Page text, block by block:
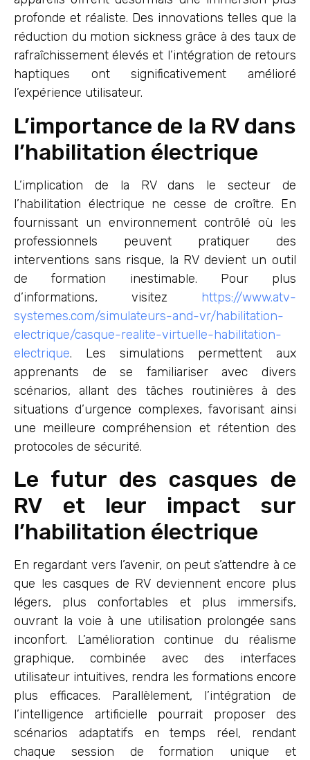
profonde et réaliste. Des innovations telles que la
réduction du motion sickness grâce à des taux de
rafraîchissement élevés et l’intégration de retours
haptiques ont significativement amélioré
l’expérience utilisateur.
L’importance de la RV dans
l’habilitation électrique
L’implication de la RV dans le secteur de
l’habilitation électrique ne cesse de croître. En
fournissant un environnement contrôlé où les
professionnels peuvent pratiquer des
interventions sans risque, la RV devient un outil
de formation inestimable. Pour plus
d’informations, visitez https://www.atv-
systemes.com/simulateurs-and-vr/habilitation-
electrique/casque-realite-virtuelle-habilitation-
electrique. Les simulations permettent aux
apprenants de se familiariser avec divers
scénarios, allant des tâches routinières à des
situations d’urgence complexes, favorisant ainsi
une meilleure compréhension et rétention des
protocoles de sécurité.
Le futur des casques de
RV et leur impact sur
l’habilitation électrique
En regardant vers l’avenir, on peut s’attendre à ce
que les casques de RV deviennent encore plus
légers, plus confortables et plus immersifs,
ouvrant la voie à une utilisation prolongée sans
inconfort. L’amélioration continue du réalisme
graphique, combinée avec des interfaces
utilisateur intuitives, rendra les formations encore
plus efficaces. Parallèlement, l’intégration de
l’intelligence artificielle pourrait proposer des
scénarios adaptatifs en temps réel, rendant
chaque session de formation unique et